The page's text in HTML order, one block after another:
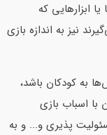
ابزارهایی که
نیز به اندازه بازی
به کودکان باشد،
اسباب بازی
پذیری و... و به